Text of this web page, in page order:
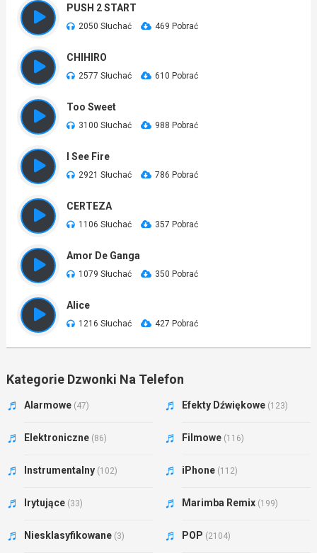
PUSH 2 START
2050 Słuchać 469 Pobrać
CHIHIRO
2577 Słuchać 610 Pobrać
Too Sweet
3100 Słuchać 988 Pobrać
I See Fire
2921 Słuchać 786 Pobrać
CERTEZA
1106 Słuchać 357 Pobrać
Amor De Ganga
1079 Słuchać 350 Pobrać
Alice
1216 Słuchać 427 Pobrać
Kategorie Dzwonki Na Telefon
Alarmowe (47) Efekty Dźwiękowe (123)
Elektroniczne (86) Filmowe (116)
Instrumentalny (102) iPhone (112)
Irytujące (33) Marimba Remix (199)
Niesklasyfikowane (3) POP (2104)